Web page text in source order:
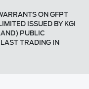
ON GFPT
ISSUED BY KGI
PUBLIC
TRADING IN